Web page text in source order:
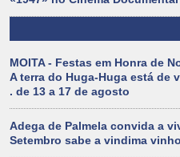
MOITA - Festas em Honra de
A terra do Huga-Huga está de
. de 13 a 17 de agosto
Adega de Palmela convida a
Setembro sabe a vindima